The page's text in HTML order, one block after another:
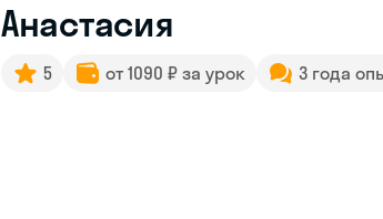
Анастасия
5 от 1090 ₽ за урок 3 года